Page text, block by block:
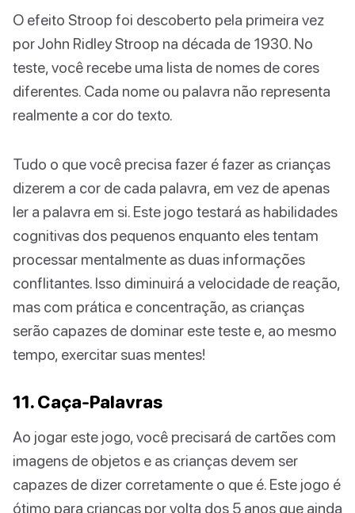
O efeito Stroop foi descoberto pela primeira vez
por John Ridley Stroop na década de 1930. No
teste, você recebe uma lista de nomes de cores
diferentes. Cada nome ou palavra não representa
realmente a cor do texto.
Tudo o que você precisa fazer é fazer as crianças
dizerem a cor de cada palavra, em vez de apenas
ler a palavra em si. Este jogo testará as habilidades
cognitivas dos pequenos enquanto eles tentam
processar mentalmente as duas informações
conflitantes. Isso diminuirá a velocidade de reação,
mas com prática e concentração, as crianças
serão capazes de dominar este teste e, ao mesmo
tempo, exercitar suas mentes!
11. Caça-Palavras
Ao jogar este jogo, você precisará de cartões com
imagens de objetos e as crianças devem ser
capazes de dizer corretamente o que é. Este jogo é
ótimo para crianças por volta dos 5 anos que ainda